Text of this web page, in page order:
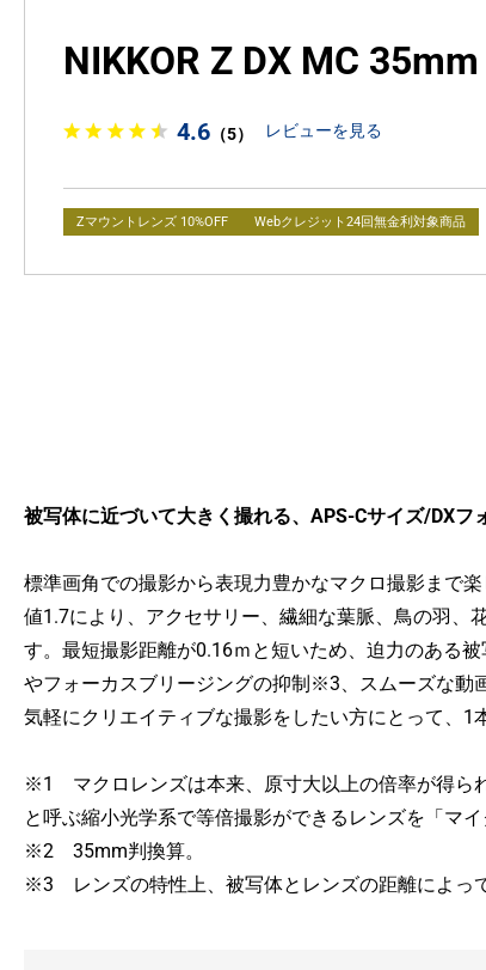
NIKKOR Z DX MC
4.6 （5） レビューを見る
Zマウントレンズ 10%OFF Webクレジット24回無金利対象商品
被写体に近づいて大きく撮れる、APS-Cサイズ/DX
標準画角での撮影から表現力豊かなマクロ撮影まで
値1.7により、アクセサリー、繊細な葉脈、鳥の羽、
す。最短撮影距離が0.16ｍと短いため、迫力のある
やフォーカスブリージングの抑制※3、スムーズな動
気軽にクリエイティブな撮影をしたい方にとって、1
※1 マクロレンズは本来、原寸大以上の倍率が得ら
と呼ぶ縮小光学系で等倍撮影ができるレンズを「マ
※2 35mm判換算。
※3 レンズの特性上、被写体とレンズの距離によっ